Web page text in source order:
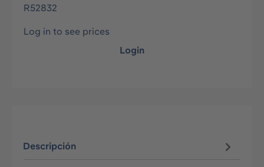
R52832
Log in to see prices
Login
Descripción